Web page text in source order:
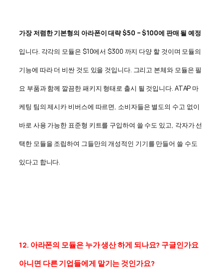
가장 저렴한 기본형의 아라폰이 대략 $50 – $100에 판매 될 예정
입니다. 각각의 모듈은 $10에서 $300 까지 다양 할 것이며 모듈의
기능에 따라 더 비싼 것도 있을 것입니다. 그리고 본체와 모듈은 필
요 부품과 함께 깔끔한 패키지 형태로 출시 될 것입니다. ATAP 마
케팅 팀의 제시카 비버스에 따르면, 소비자들은 별도의 수고 없이
바로 사용 가능한 표준형 키트를 구입하여 쓸 수도 있고, 각자가 선
택한 모듈을 조립하여 그들만의 개성적인 기기를 만들어 쓸 수도
있다고 합니다.
12. 아라폰의 모듈은 누가 생산 하게 되나요? 구글인가요
아니면 다른 기업들에게 맡기는 것인가요?